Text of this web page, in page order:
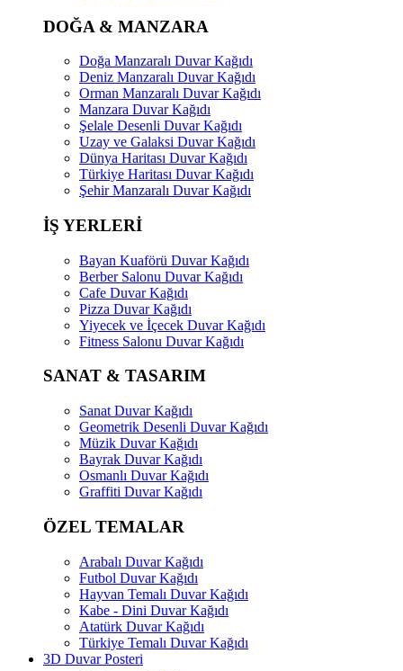
DOĞA & MANZARA
Doğa Manzaralı Duvar Kağıdı
Deniz Manzaralı Duvar Kağıdı
Orman Manzaralı Duvar Kağıdı
Manzara Duvar Kağıdı
Şelale Desenli Duvar Kağıdı
Uzay ve Galaksi Duvar Kağıdı
Dünya Haritası Duvar Kağıdı
Türkiye Haritası Duvar Kağıdı
Şehir Manzaralı Duvar Kağıdı
İŞ YERLERİ
Bayan Kuaförü Duvar Kağıdı
Berber Salonu Duvar Kağıdı
Cafe Duvar Kağıdı
Pizza Duvar Kağıdı
Yiyecek ve İçecek Duvar Kağıdı
Fitness Salonu Duvar Kağıdı
SANAT & TASARIM
Sanat Duvar Kağıdı
Geometrik Desenli Duvar Kağıdı
Müzik Duvar Kağıdı
Bayrak Duvar Kağıdı
Osmanlı Duvar Kağıdı
Graffiti Duvar Kağıdı
ÖZEL TEMALAR
Arabalı Duvar Kağıdı
Futbol Duvar Kağıdı
Hayvan Temalı Duvar Kağıdı
Kabe - Dini Duvar Kağıdı
Atatürk Duvar Kağıdı
Türkiye Temalı Duvar Kağıdı
3D Duvar Posteri